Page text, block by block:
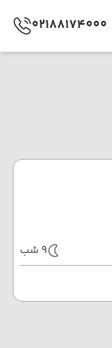
02188174000
9 شب